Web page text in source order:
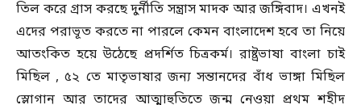
তিল করে গ্রাস করছে দুর্নীতি সন্ত্রাস মাদক আর জঙ্গিবাদ। এখনই
এদের পরাভূত করতে না পারলে কেমন বাংলাদেশ হবে তা নিয়ে
আতংকিত হয়ে উঠেছে প্রদর্শিত চিত্রকর্ম। রাষ্ট্রভাষা বাংলা চাই
মিছিল , ৫২ তে মাতৃভাষার জন্য সন্তানদের বাঁধ ভাঙ্গা মিছিল
স্লোগান আর তাদের আত্মাহুতিতে জন্ম নেওয়া প্রথম শহীদ